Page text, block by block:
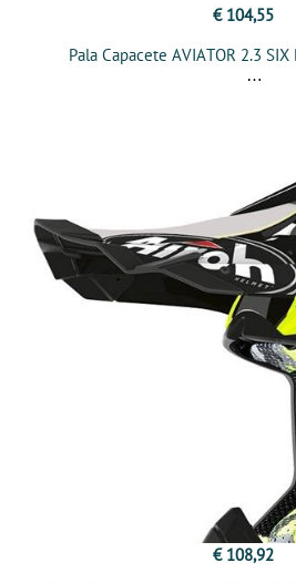
€ 104,55
Pala Capacete AVIATOR 2.3 SIX
€ 108,92